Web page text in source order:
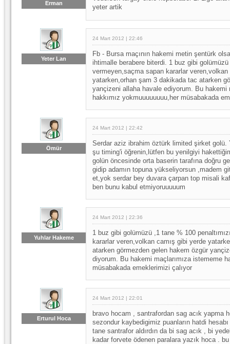
Erman
yeter artik
Yeter Lan
24 Mart 2012 | 22:46
Fb - Bursa maçının hakemi metin şentürk
ihtimalle berabere biterdi. 1 buz gibi golümüzü
vermeyen,saçma sapan kararlar veren,volkan
yatarken,orhan şam 3 dakikada tac atarken
yançizeni allaha havale ediyorum. Bu hakemi
hakkımız yokmuuuuuuuu,her müsabakada
Ömür
24 Mart 2012 | 22:42
Serdar aziz ibrahim öztürk limited şirket golü.
şu timing'i öğrenin,lütfen bu yenilgiyi
golün öncesinde orta baserin tarafına doğru
gidip adamın topuna yükseliyorsun ,madem
et,yok serdar bey duvara çarpan top misali
ben bunu kabul etmiyoruuuuum
Yuhlar Hakeme
24 Mart 2012 | 22:36
1 buz gibi golümüzü ,1 tane % 100
kararlar veren,volkan camış gibi yerde
atarken görmezden gelen hakem özgür
diyorum. Bu hakemi maçlarımıza istememe
müsabakada emeklerimizi çalıyor
Erturul Hoca
24 Mart 2012 | 22:01
bravo hocam , santrafordan sag acık yapma
sezondur kaybedigimiz puanların hatdi
tane santrafor aldırdın da bi sag acık , bi
kadar forvete ödenen paralara yazık hoca .